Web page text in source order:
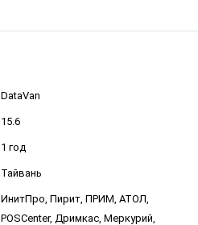
DataVan
15.6
1 год
Тайвань
ИнитПро, Пирит, ПРИМ, АТОЛ,
POSCenter, Дримкас, Меркурий,